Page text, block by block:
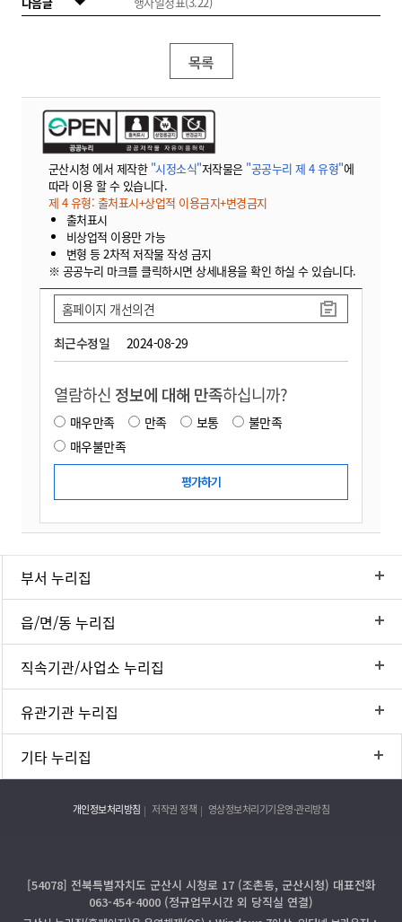
목록
군산시청 에서 제작한 "시정소식"저작물은 "공공누리 제 4 유형"에
따라 이용 할 수 있습니다.
제 4 유형: 출처표시+상업적 이용금지+변경금지
출처표시
비상업적 이용만 가능
변형 등 2차적 저작물 작성 금지
※ 공공누리 마크를 클릭하시면 상세내용을 확인 하실 수 있습니다.
최근수정일 2024-08-29
홈페이지 개선의견
열람하신 정보에 대해 만족하십니까?
매우만족 만족 보통
불만족
매우불만족
부서 누리집
읍/면/동 누리집
직속기관/사업소 누리집
유관기관 누리집
기타 누리집
개인정보처리방침 저작권 정책 영상정보처리기기운영·관리방침
[54078] 전북특별자치도 군산시 시청로 17 (조촌동, 군산시청) 대표전화
063-454-4000 (정규업무시간 외 당직실 연결)